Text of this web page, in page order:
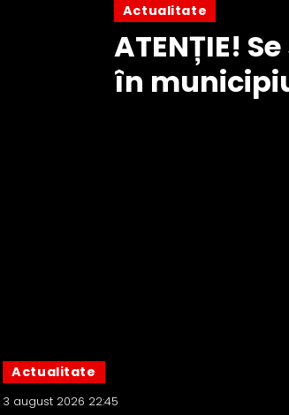
Actualitate
ATENȚIE!
în
Actualitate
3 august 2026 22:45